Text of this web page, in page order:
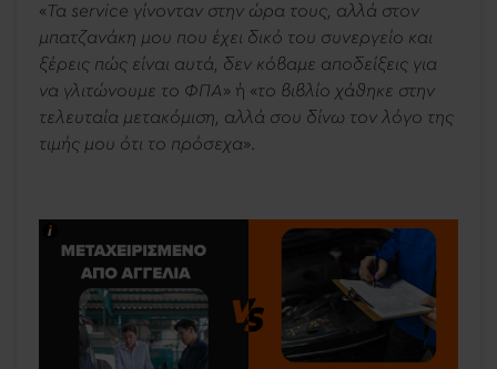
«Τα service γίνονταν στην ώρα τους, αλλά στον
μπατζανάκη μου που έχει δικό του συνεργείο και
ξέρεις πώς είναι αυτά, δεν κόβαμε αποδείξεις για
να γλιτώνουμε το ΦΠΑ» ή «το βιβλίο χάθηκε στην
τελευταία μετακόμιση, αλλά σου δίνω τον λόγο της
τιμής μου ότι το πρόσεχα».